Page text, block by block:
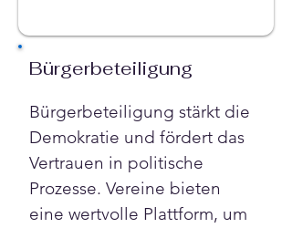
Bürgerbeteiligung
Bürgerbeteiligung stärkt die
Demokratie und fördert das
Vertrauen in politische
Prozesse. Vereine bieten
eine wertvolle Plattform, um